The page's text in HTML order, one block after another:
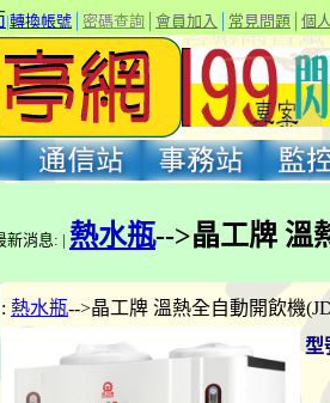
|轉換帳號 密碼查詢 會員加入 常見問題 個
新消息: | 熱水瓶-->晶工牌 溫
: 熱水瓶-->晶工牌 溫熱全自動開飲機
型